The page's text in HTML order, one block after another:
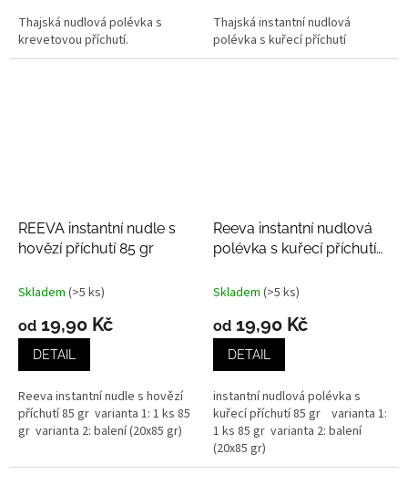
Thajská nudlová polévka s
krevetovou příchutí.
Thajská instantní nudlová
polévka s kuřecí příchutí
REEVA instantní nudle s
hovězí příchutí 85 gr
Skladem (>5 ks)
od 19,90 Kč
DETAIL
Reeva instantní nudle s hovězí
příchutí 85 gr varianta 1: 1 ks 85
gr varianta 2: balení (20x85 gr)
Reeva instantní nudlová
polévka s kuřecí příchutí
Skladem (>5 ks)
od 19,90 Kč
DETAIL
instantní nudlová polévka s
kuřecí příchutí 85 gr varianta 1:
1 ks 85 gr varianta 2: balení
(20x85 gr)